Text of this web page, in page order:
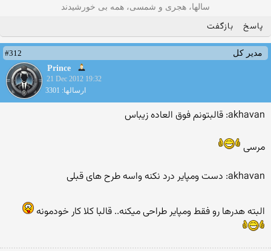
سالها، هجری و شمسی، همه بی خورشیدند
پاسخ بازگفت
مدیر کل
#312
Prince
21 Dec 2012 19:32
ارسالها: 3301
akhavan: قالبتونم فوق العاده زیباس
مرسی
akhavan: دست ومپایر درد نکنه واسه طرح های قبلی
البته هدرها رو فقط ومپایر طراحی میکنه.. قالبا کلا کار خودمونه